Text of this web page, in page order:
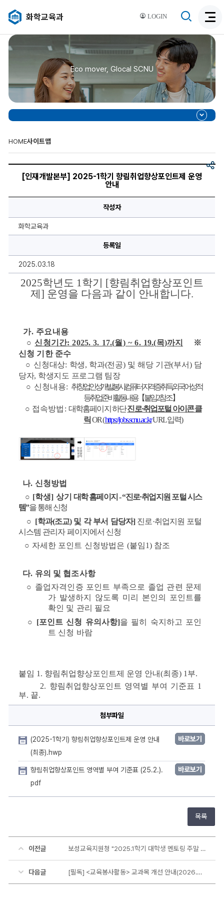
LOGIN
화학교육과
색
활
성
색
Eco mover, Glocal SCNU
HOME사이트맵
공
본
1
상
[인재개발본부] 2025-1학기 향림취업향상포인트제 운영
안내
작성자
화학교육과
등록일
2025.03.18
2025학년도 1학기 [향림취업향상포인트
제] 운영을 다음과 같이 안내합니다.
가. 주요내용
○ 신청기간: 2025. 3. 17.(월 ) ~ 6. 19.(목)까지
※
신청 기한 준수
○ 신청대상: 학생, 학과(전공) 및 해당 기관(부서) 담
당자, 학생지도 프로그램 팀장
○ 신청내용: 취·창업, 인성개발, 봉사, 컴퓨터 자격증 취득, 외국어 성적
등취업준비활동 내용【붙임2 참조】
○ 접속방법: 대학홈페이지 하단 진로·취업포털 아이콘 클
릭 OR (https://jobs.scnu.ac.krURL 입력)
나. 신청방법
○ [학생] 상기 대학 홈페이지 - “진로·취업지원 포털 시스
템”을 통해 신청
○ [학과(조교) 및 각 부서 담당자] 진로·취업지원 포털
시스템 관리자 페이지에서 신청
○ 자세한 포인트 신청방법은 (붙임1) 참조
다. 유의 및 협조사항
○ 졸업자격인증 포인트 부족으로 졸업 관련 문제
가 발생하지 않도록 미리 본인의 포인트를
확인 및 관리 필요
○ [포인트 신청 유의사항]을 필히 숙지하고 포인
트 신청 바람
붙임 1. 향림취업향상포인트제 운영 안내(최종) 1 부.
2. 향림취업향상포인트 영역별 부여 기준표 1
부. 끝.
첨부파일
(2025-1학기) 향림취업향상포인트제 운영 안내
(최종).hwp
바로보기
향림취업향상포인트 영역별 부여 기준표 (25.2.).
pdf
바로보기
목록
이전글 보성교육지원청 "2025.1학기 대학생 멘토링 주말 집중형 [배움깐부] 계획" 및 참여 신청 안내
다음글 [필독] <교육봉사활동> 교과목 개선 안내(2026.03. 수정)